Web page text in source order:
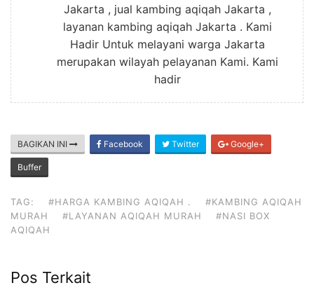
Jakarta , jual kambing aqiqah Jakarta ,
layanan kambing aqiqah Jakarta . Kami
Hadir Untuk melayani warga Jakarta
merupakan wilayah pelayanan Kami. Kami
hadir
BAGIKAN INI Facebook Twitter Google+
Buffer
TAG: #HARGA KAMBING AQIQAH .
#KAMBING AQIQAH
MURAH
#LAYANAN AQIQAH MURAH
#NASI BOX
AQIQAH
Pos Terkait